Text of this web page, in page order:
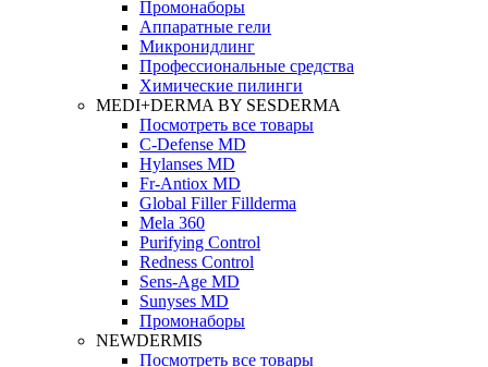
Промонаборы
Аппаратные гели
Микронидлинг
Профессиональные средства
Химические пилинги
MEDI+DERMA BY SESDERMA
Посмотреть все товары
C-Defense MD
Hylanses MD
Fr‑Antiox MD
Global Filler Fillderma
Mela 360
Purifying Control
Redness Control
Sens-Age MD
Sunyses MD
Промонаборы
NEWDERMIS
Посмотреть все товары